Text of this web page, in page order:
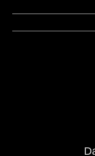
Kawasaki